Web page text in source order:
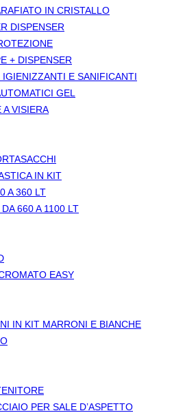
IN CRISTALLO
DISPENSER
+ DISPENSER
IGIENIZZANTI E SANIFICANTI
GEL
A VISIERA
IN KIT
A 360 LT
660 A 1100 LT
EASY
IN KIT MARRONI E BIANCHE
PER SALE D’ASPETTO